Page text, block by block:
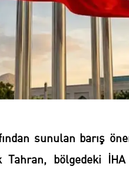
sunulan barış
Tahran, bölgedeki